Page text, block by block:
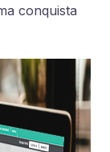
conquista